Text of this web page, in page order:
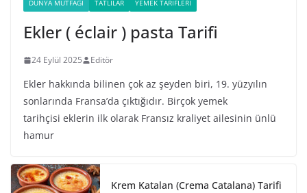
DÜNYA MUTFAĞI TATLILAR YEMEK TARIFLERI
Ekler ( éclair ) pasta Tarifi
24 Eylül 2025 Editör
Ekler hakkında bilinen çok az şeyden biri, 19. yüzyılın
sonlarında Fransa’da çıktığıdır. Birçok yemek
tarihçisi eklerin ilk olarak Fransız kraliyet ailesinin ünlü
hamur
Krem Katalan (Crema Catalana) Tarifi